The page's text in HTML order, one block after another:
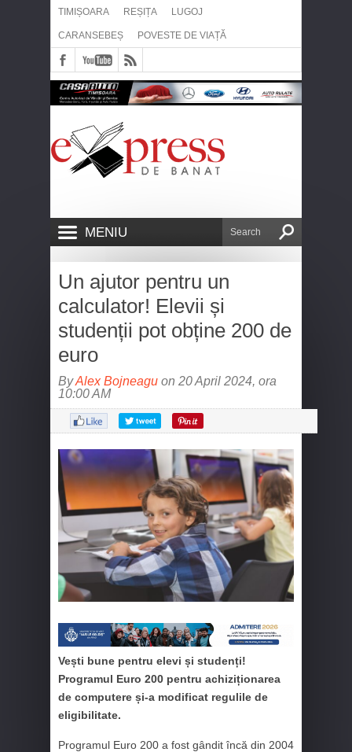
TIMIȘOARA REȘIȚA LUGOJ
CARANSEBEȘ POVESTE DE VIAȚĂ
MENIU
Un ajutor pentru un
calculator! Elevii și
studenții pot obține 200 de
euro
ByAlex Bojneagu on 20 April 2024, ora
10:00 AM
Vești bune pentru elevi și studenți!
Programul Euro 200 pentru achiziționarea
de computere și-a modificat regulile de
eligibilitate.
Programul Euro 200 a fost gândit încă din 2004